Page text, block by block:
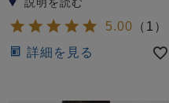
売れ筋ランキング
- Item Ranking -
ボーイズ半袖
5.00 （ 1 ）
詳細を見る